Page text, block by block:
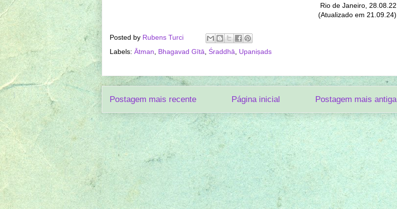
Rio de Janeiro, 28.08.22
(Atualizado em 21.09.24)
Posted by Rubens Turci
Labels: Ātman Bhagavad Gītā Śraddhā Upaniṣads
Postagem mais recente Postagem mais antiga
Página inicial